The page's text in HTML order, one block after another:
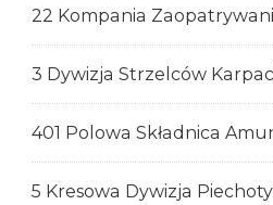
22 Kompania
3 Dywizja Strzelców
401 Polowa Składnica
5 Kresowa Dywizja Piechoty